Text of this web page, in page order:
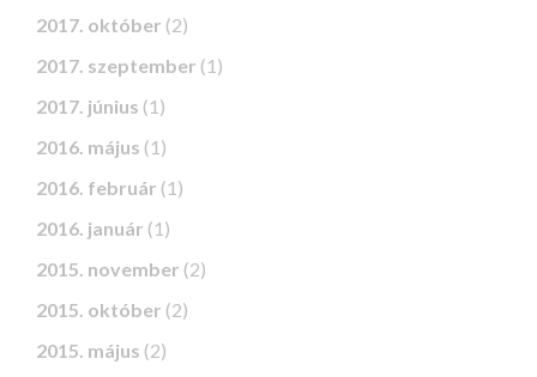
2017. október (2)
2017. szeptember (1)
2017. június (1)
2016. május (1)
2016. február (1)
2016. január (1)
2015. november (2)
2015. október (2)
2015. május (2)